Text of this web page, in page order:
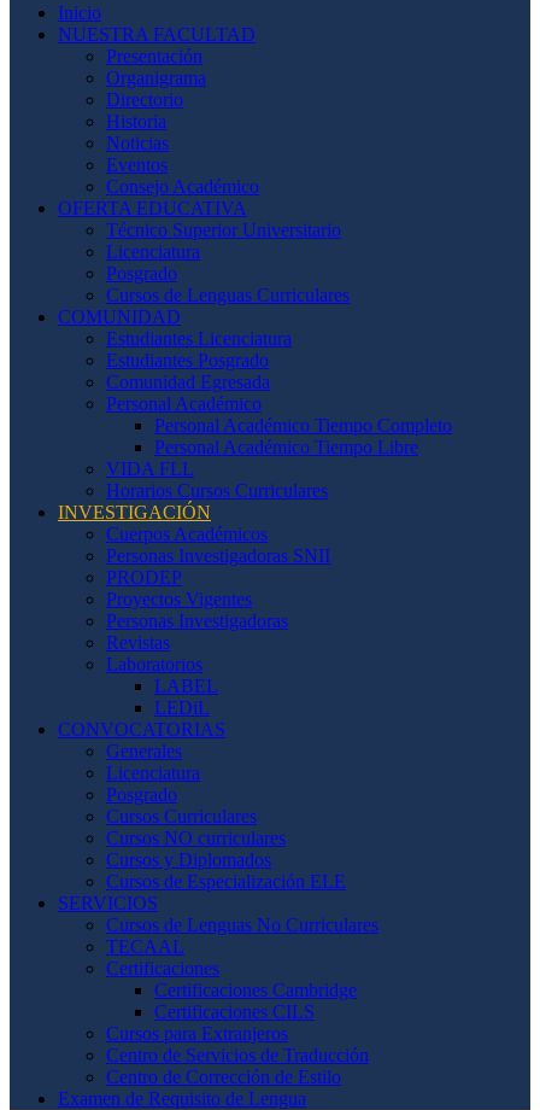
Inicio
NUESTRA FACULTAD
Presentación
Organigrama
Directorio
Historia
Noticias
Eventos
Consejo Académico
OFERTA EDUCATIVA
Técnico Superior Universitario
Licenciatura
Posgrado
Cursos de Lenguas Curriculares
COMUNIDAD
Estudiantes Licenciatura
Estudiantes Posgrado
Comunidad Egresada
Personal Académico
Personal Académico Tiempo Completo
Personal Académico Tiempo Libre
VIDA FLL
Horarios Cursos Curriculares
INVESTIGACIÓN
Cuerpos Académicos
Personas Investigadoras SNII
PRODEP
Proyectos Vigentes
Personas Investigadoras
Revistas
Laboratorios
LABEL
LEDiL
CONVOCATORIAS
Generales
Licenciatura
Posgrado
Cursos Curriculares
Cursos NO curriculares
Cursos y Diplomados
Cursos de Especialización ELE
SERVICIOS
Cursos de Lenguas No Curriculares
TECAAL
Certificaciones
Certificaciones Cambridge
Certificaciones CILS
Cursos para Extranjeros
Centro de Servicios de Traducción
Centro de Corrección de Estilo
Examen de Requisito de Lengua